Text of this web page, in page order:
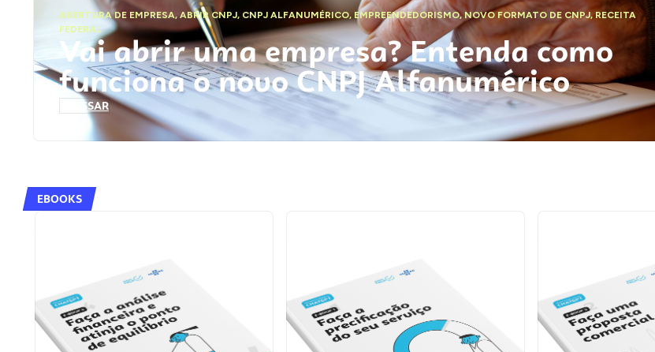
ABERTURA DE EMPRESA,ABRIR CNPJ, CNPJ ALFANUMÉRICO, EMPREENDEDORISMO,NOVO FORMATO DE CNPJ,RECEITA
FEDERAL
Vai abrir uma empresa? Entenda como
funciona o novo CNPJ Alfanumérico
ACESSAR
EBOOKS